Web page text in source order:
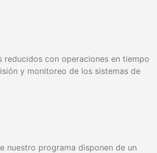
reducidos con operaciones en tiempo
y monitoreo de los sistemas de
nuestro programa disponen de un